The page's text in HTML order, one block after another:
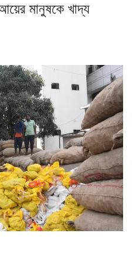
মানুষকে খাদ্য